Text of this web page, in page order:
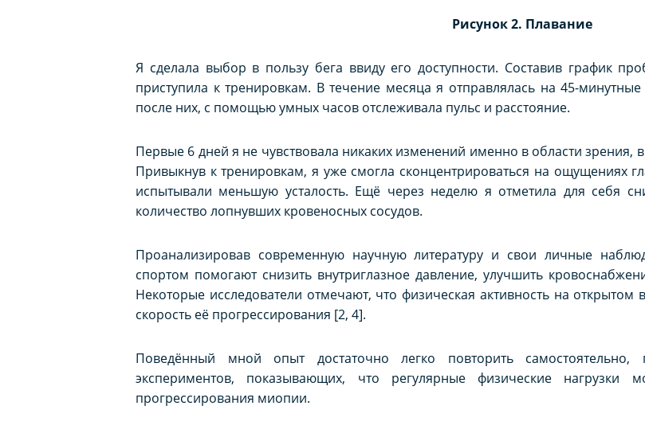
Рисунок 2. Плавание
Я сделала выбор в пользу бега ввиду его доступности. Составив график
приступила к тренировкам. В течение месяца я отправлялась на 45-
после них, с помощью умных часов отслеживала пульс и расстояние.
Первые 6 дней я не чувствовала никаких изменений именно в области
Привыкнув к тренировкам, я уже смогла сконцентрироваться на ощущениях
испытывали меньшую усталость. Ещё через неделю я отметила для себя
количество лопнувших кровеносных сосудов.
Проанализировав современную научную литературу и свои личные
спортом помогают снизить внутриглазное давление, улучшить
Некоторые исследователи отмечают, что физическая активность на
скорость её прогрессирования [2, 4].
Поведённый мной опыт достаточно легко повторить
экспериментов, показывающих, что регулярные физические нагрузки
прогрессирования миопии.